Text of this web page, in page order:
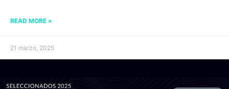
READ MORE »
21 marzo, 2025